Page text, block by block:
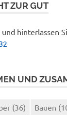
ZUR GUT
und hinterlassen
UND
(36) Bauen